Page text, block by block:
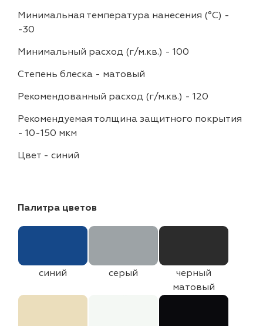
Минимальная температура нанесения (°С) -
-30
Минимальный расход (г/м.кв.) - 100
Степень блеска - матовый
Рекомендованный расход (г/м.кв.) - 120
Рекомендуемая толщина защитного покрытия
- 10-150 мкм
Цвет - синий
Палитра цветов
синий серый
черный
матовый